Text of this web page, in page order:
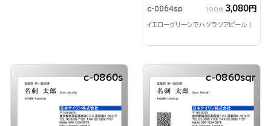
c-0864sp 100枚 3,080円
イエローグリーンでハツラツアピール！
c-0860s c-0860sqr